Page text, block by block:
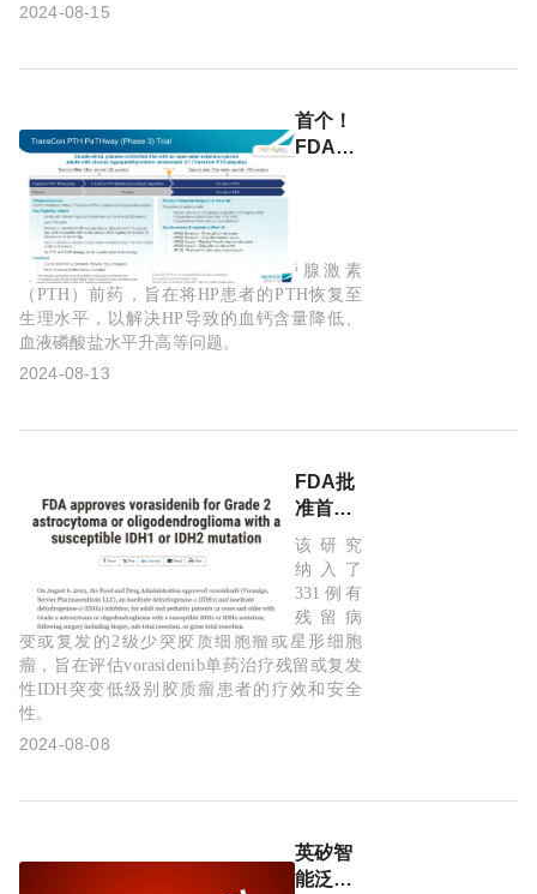
2024-08-15
首个！
FDA批
代疗法
上市
TransCon PTH是一种长效甲状旁腺激素
（PTH）前药，旨在将HP患者的PTH恢复至
生理水平，以解决HP导致的血钙含量降低、
血液磷酸盐水平升高等问题。
2024-08-13
FDA批
准首款
IDH1/2
抑制剂
上市，
治疗胶
质瘤
该研究
纳入了
331例有
残留病
变或复发的2级少突胶质细胞瘤或星形细胞
瘤，旨在评估vorasidenib单药治疗残留或复发
性IDH突变低级别胶质瘤患者的疗效和安全
性。
2024-08-08
英矽智
能泛